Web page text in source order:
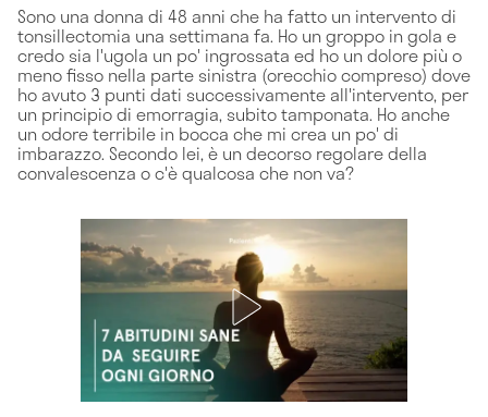
Sono una donna di 48 anni che ha fatto un intervento di
tonsillectomia una settimana fa. Ho un groppo in gola e
credo sia l'ugola un po' ingrossata ed ho un dolore più o
meno fisso nella parte sinistra (orecchio compreso) dove
ho avuto 3 punti dati successivamente all'intervento, per
un principio di emorragia, subito tamponata. Ho anche
un odore terribile in bocca che mi crea un po' di
imbarazzo. Secondo lei, è un decorso regolare della
convalescenza o c'è qualcosa che non va?